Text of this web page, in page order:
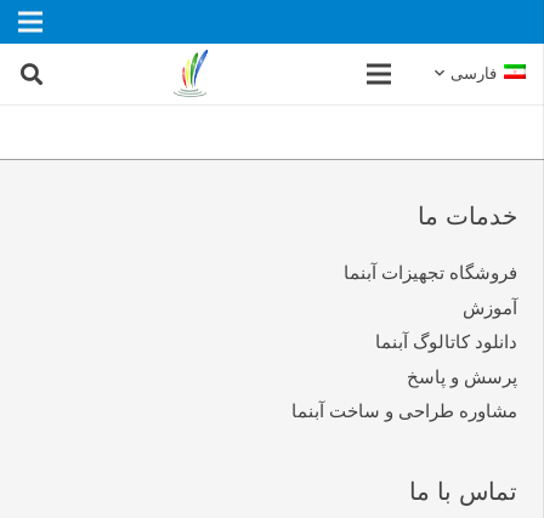
فارسی
خدمات ما
فروشگاه تجهیزات آبنما
آموزش
دانلود کاتالوگ آبنما
پرسش و پاسخ
مشاوره طراحی و ساخت آبنما
تماس با ما